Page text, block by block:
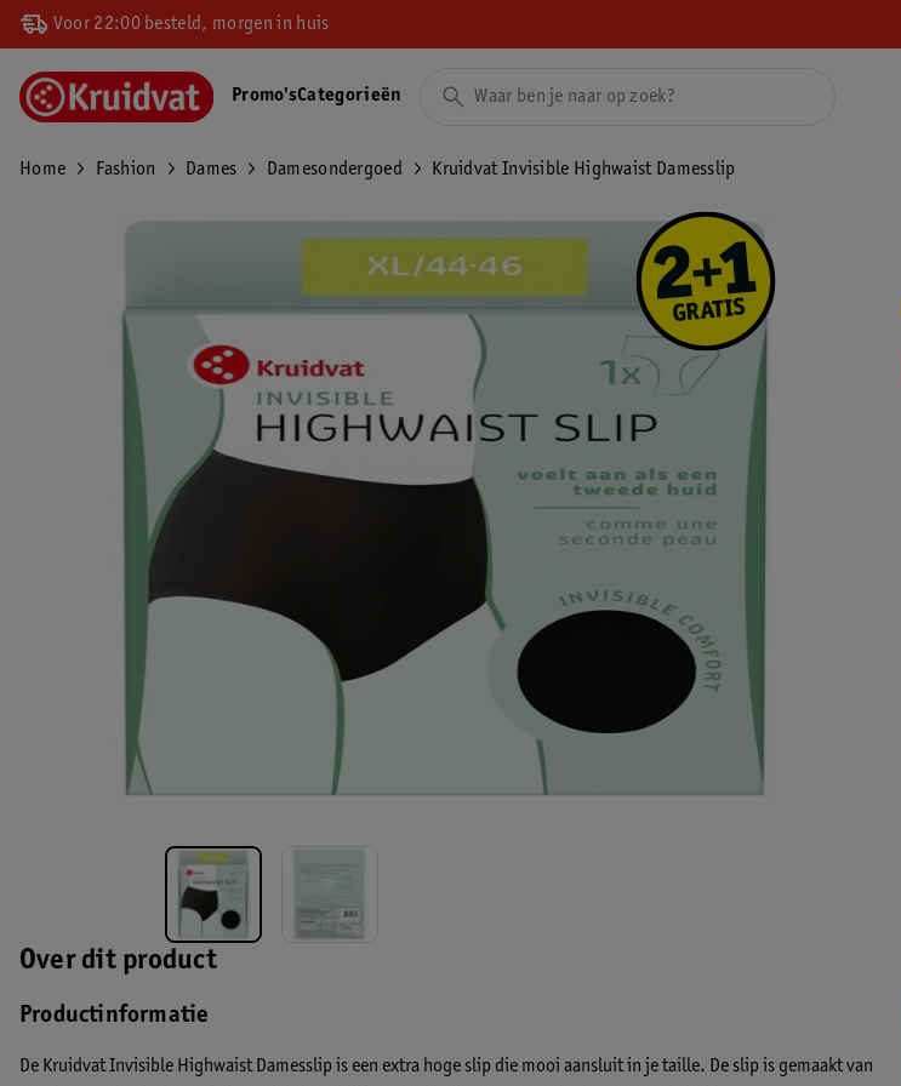
Voor 22:00 besteld, morgen in huis
Promo'sCategorieën
Home Fashion Dames Damesondergoed Kruidvat Invisible Highwaist Damesslip
Over dit product
Productinformatie
De Kruidvat Invisible Highwaist Damesslip is een extra hoge slip die mooi aansluit in je taille. De slip is gemaakt van